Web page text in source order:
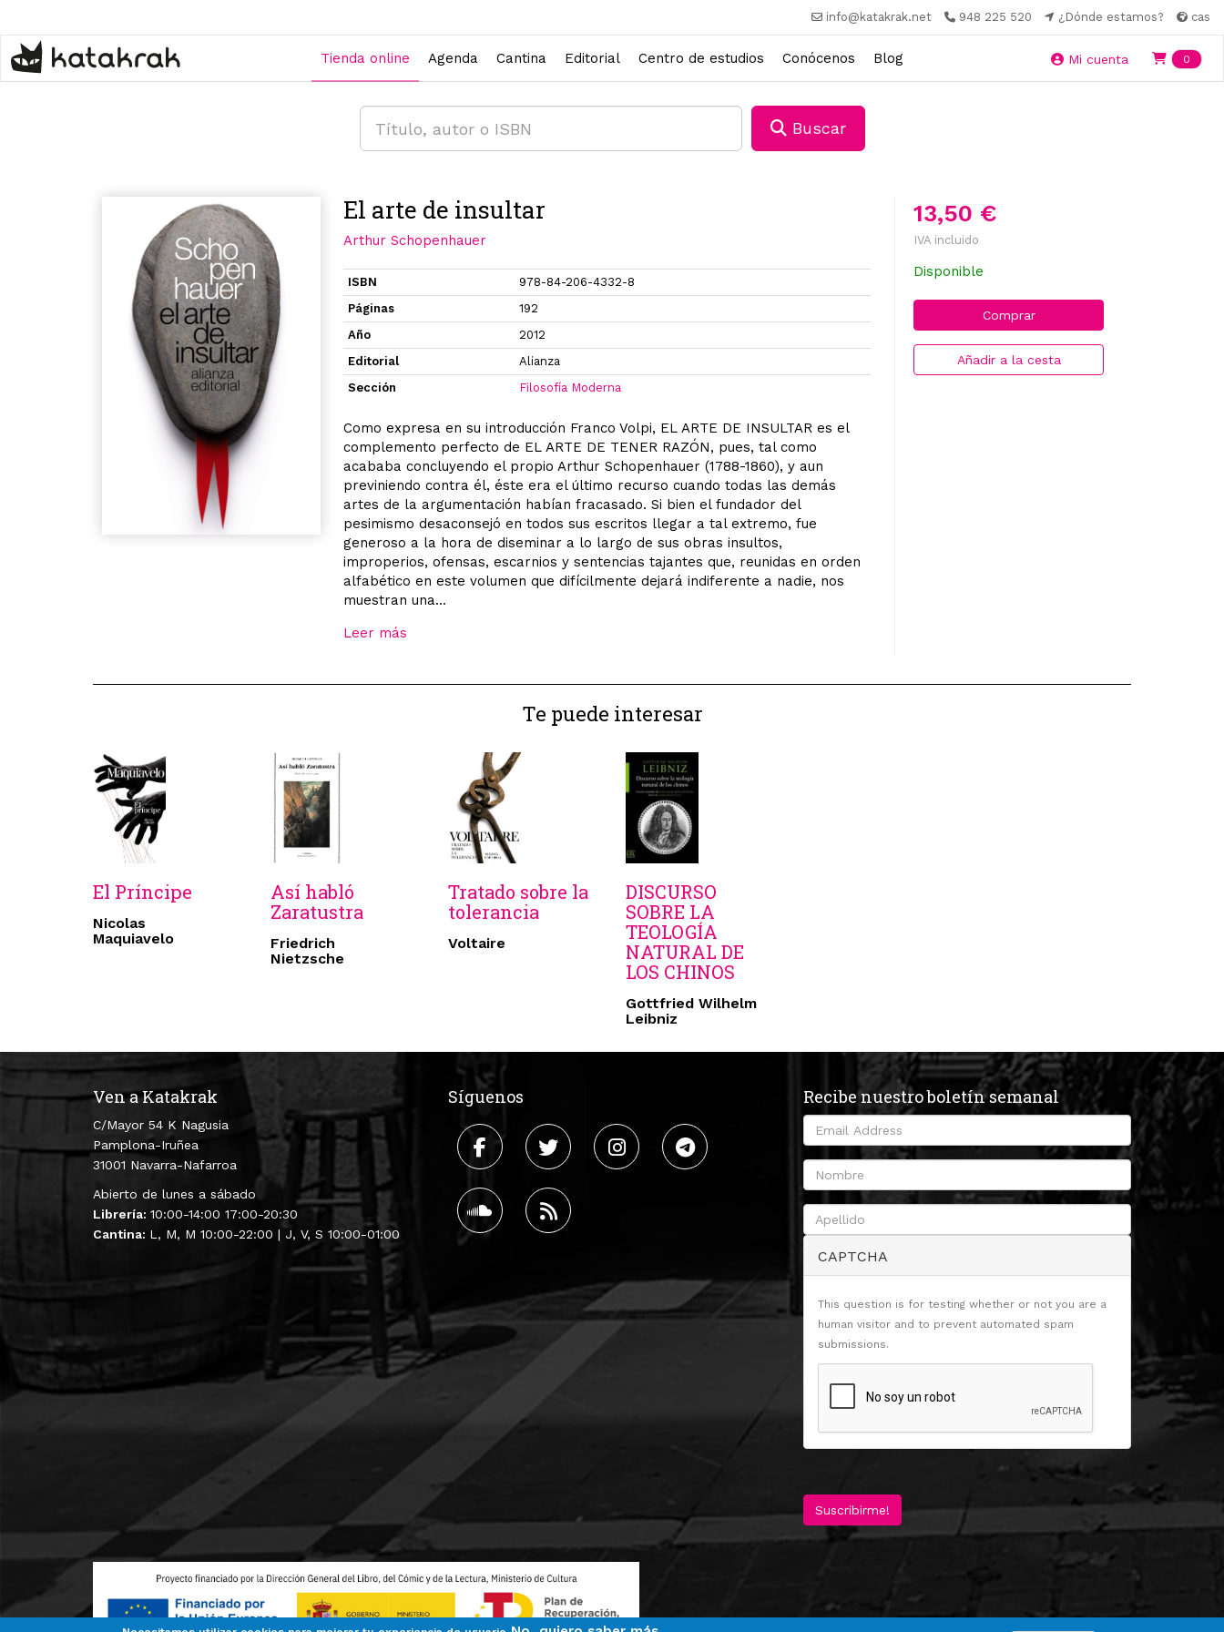
contenido
principal
info@katakrak.net 948 225 520 ¿Dónde estamos? cas
Tienda online Agenda Cantina Editorial Centro de estudios Conócenos Blog Mi cuenta 0
Buscar
13,50 €
IVA incluido
Disponible
Comprar
Añadir a la cesta
El arte de insultar
Arthur Schopenhauer
ISBN
978-84-206-4332-8
Páginas
192
Año
2012
Editorial
Alianza
Sección
Filosofía Moderna
Como expresa en su introducción Franco Volpi, EL ARTE DE INSULTAR es el
complemento perfecto de EL ARTE DE TENER RAZÓN, pues, tal como
acababa concluyendo el propio Arthur Schopenhauer (1788-1860), y aun
previniendo contra él, éste era el último recurso cuando todas las demás
artes de la argumentación habían fracasado. Si bien el fundador del
pesimismo desaconsejó en todos sus escritos llegar a tal extremo, fue
generoso a la hora de diseminar a lo largo de sus obras insultos,
improperios, ofensas, escarnios y sentencias tajantes que, reunidas en orden
alfabético en este volumen que difícilmente dejará indiferente a nadie, nos
muestran una...
Leer más
Te puede interesar
El Príncipe
Nicolas
Maquiavelo
Así habló
Zaratustra
Friedrich
Nietzsche
Tratado sobre la
tolerancia
Voltaire
DISCURSO
SOBRE LA
TEOLOGÍA
NATURAL DE
LOS CHINOS
Gottfried Wilhelm
Leibniz
Ven a Katakrak
C/Mayor 54 K Nagusia
Pamplona-Iruñea
31001 Navarra-Nafarroa
Abierto de lunes a sábado
Librería: 10:00-14:00 17:00-20:30
Cantina: L, M, M 10:00-22:00 | J, V, S 10:00-01:00
Síguenos Recibe nuestro boletín semanal
CAPTCHA
This question is for testing whether or not you are a
human visitor and to prevent automated spam
submissions.
Suscribirme!